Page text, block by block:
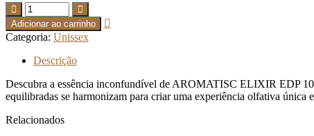
Quantidade
de
AROMATISC
ELIXIR
EDP
100ML
Adicionar ao carrinho
Categoria: Unissex
Descrição
Descubra a essência inconfundível de AROMATISC ELIXIR EDP
equilibradas se harmonizam para criar uma experiência olfativa única
Relacionados